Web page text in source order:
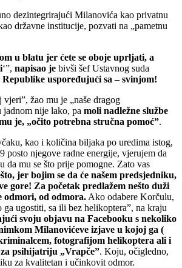
dezintegrirajući Milanovića kao privatnu
državne institucije, pozvati na „pametnu
u blatu jer ćete se oboje uprljati, a
‘”, napisao je bivši šef Ustavnog suda
uspoređujući sa – svinjom!
žao mu je „naše dragog
jadnom nije lako, pa moli nadležne službe
je, „očito potrebna stručna pomoć”.
kao i količina biljaka po uredima istog,
posto njegove radne energije, vjerujem da
da mu se što prije pomogne. Zato vas
jer bojim se da će našem predsjedniku,
gore! Za početak predlažem nešto duži
odmori, od odmora. Ako odabere Korčulu,
ga ugostiti, sa ili bez helikoptera”, na kraju
svoju objavu na Facebooku s nekoliko
Milanovićeve izjave u kojoj ga (
fotografijom helikoptera ali i
psihijatriju „Vrapče”. Koju, očigledno,
za kvalitetan i učinkovit odmor.